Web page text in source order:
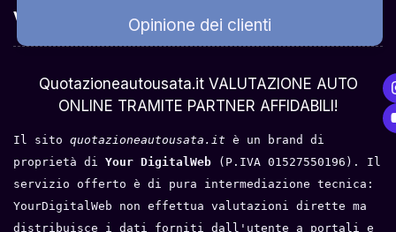
Valuta Per ModelloOpinione dei clienti
Quotazioneautousata.it VALUTAZIONE AUTO
ONLINE TRAMITE PARTNER AFFIDABILI!
Il sito quotazioneautousata.it è un brand di
proprietà di Your DigitalWeb
(P.IVA 01527550196). Il
servizio offerto è di pura intermediazione tecnica:
YourDigitalWeb non effettua valutazioni dirette ma
distribuisce i dati forniti dall'utente a portali e